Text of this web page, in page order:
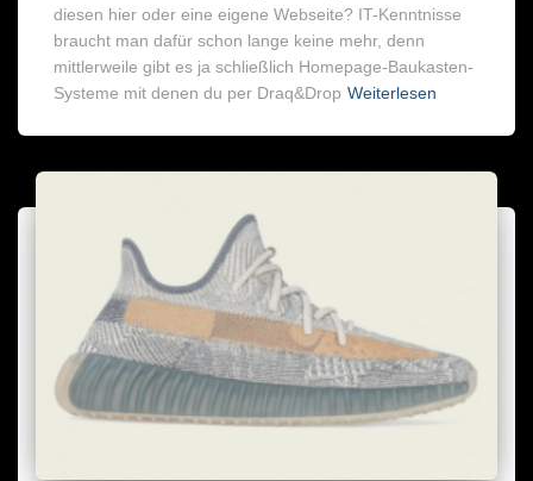
diesen hier oder eine eigene Webseite? IT-Kenntnisse
braucht man dafür schon lange keine mehr, denn
mittlerweile gibt es ja schließlich Homepage-Baukasten-
Systeme mit denen du per Draq&Drop Weiterlesen